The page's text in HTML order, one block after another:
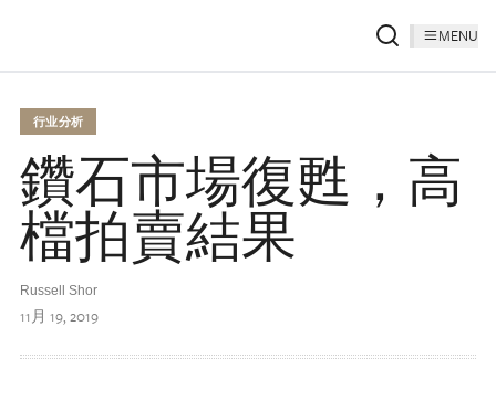
MENU
行业分析
鑽石市場復甦，高
檔拍賣結果
Russell Shor
11月 19, 2019